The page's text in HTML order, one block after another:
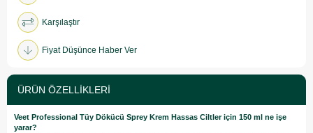
Karşılaştır
Fiyat Düşünce Haber Ver
ÜRÜN ÖZELLIKLERI
Veet Professional Tüy Dökücü Sprey Krem Hassas Ciltler için 150 ml ne işe
yarar?